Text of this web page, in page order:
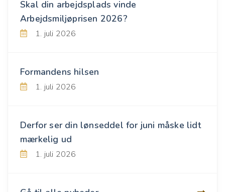
Skal din arbejdsplads vinde
Arbejdsmiljøprisen 2026?
1. juli 2026
Formandens hilsen
1. juli 2026
Derfor ser din lønseddel for juni måske lidt
mærkelig ud
1. juli 2026